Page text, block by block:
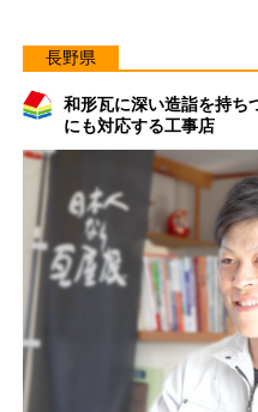
長野県
和形瓦に深い造詣を持ち
にも対応する工事店